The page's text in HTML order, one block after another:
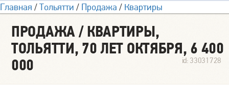
Главная /Тольятти / Продажа / Квартиры
ПРОДАЖА / КВАРТИРЫ,
ТОЛЬЯТТИ, 70 ЛЕТ ОКТЯБРЯ, 6 400
000
id: 33031728